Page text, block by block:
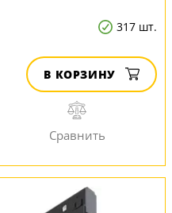
317 шт.
В КОРЗИНУ